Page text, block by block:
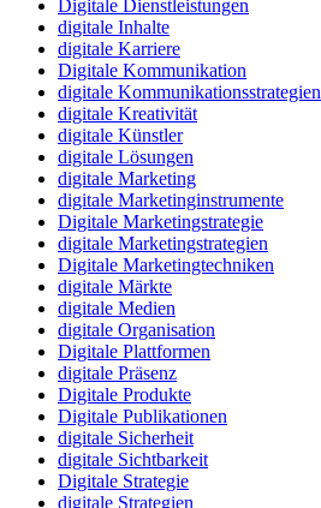
Digitale Dienstleistungen
digitale Inhalte
digitale Karriere
Digitale Kommunikation
digitale Kommunikationsstrategien
digitale Kreativität
digitale Künstler
digitale Lösungen
digitale Marketing
digitale Marketinginstrumente
Digitale Marketingstrategie
digitale Marketingstrategien
Digitale Marketingtechniken
digitale Märkte
digitale Medien
digitale Organisation
Digitale Plattformen
digitale Präsenz
Digitale Produkte
Digitale Publikationen
digitale Sicherheit
digitale Sichtbarkeit
Digitale Strategie
digitale Strategien